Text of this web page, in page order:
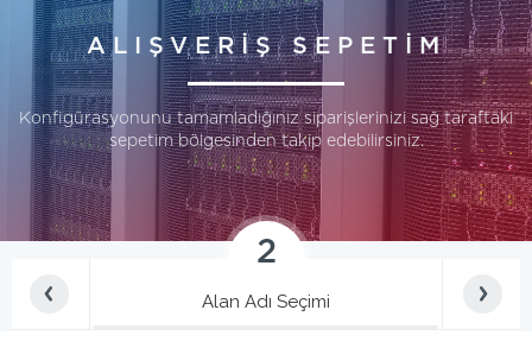
ALIŞVERİŞ SEPETİM
Konfigürasyonunu tamamladığınız siparişlerinizi sağ taraftaki
sepetim bölgesinden takip edebilirsiniz.
2
Alan Adı Seçimi